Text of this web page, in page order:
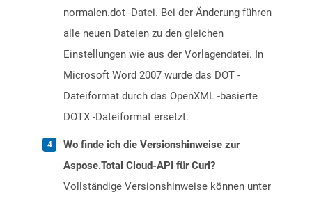
normalen.dot -Datei. Bei der Änderung führen
alle neuen Dateien zu den gleichen
Einstellungen wie aus der Vorlagendatei. In
Microsoft Word 2007 wurde das DOT -
Dateiformat durch das OpenXML -basierte
DOTX -Dateiformat ersetzt.
Wo finde ich die Versionshinweise zur
Aspose.Total Cloud-API für Curl?
Vollständige Versionshinweise können unter